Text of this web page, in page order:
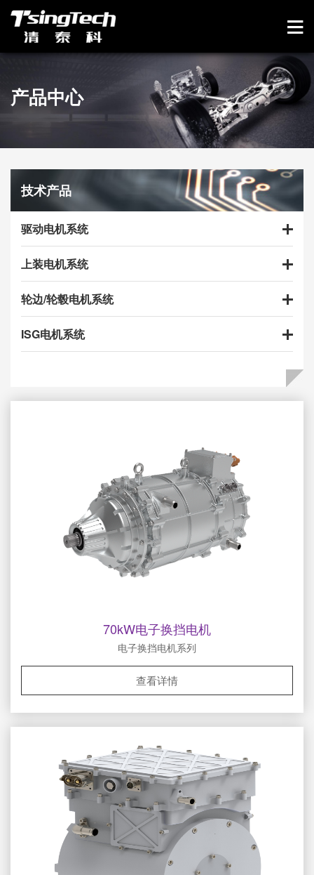
产品中心
技术产品
驱动电机系统
上装电机系统
轮边/轮毂电机系统
ISG电机系统
70kW电子换挡电机
电子换挡电机系列
查看详情